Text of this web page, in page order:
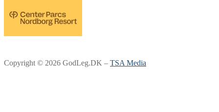
Copyright © 2026 GodLeg.DK – TSA Media